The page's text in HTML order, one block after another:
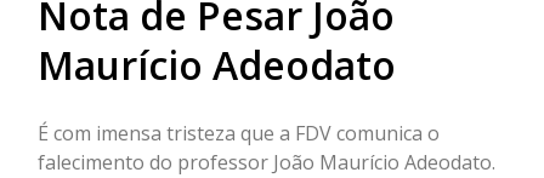
Nota de Pesar João
Maurício Adeodato
É com imensa tristeza que a FDV comunica o
falecimento do professor João Maurício Adeodato.